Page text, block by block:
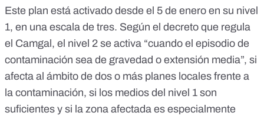
Este plan está activado desde el 5 de enero en su nivel
1, en una escala de tres. Según el decreto que regula
el Camgal, el nivel 2 se activa “cuando el episodio de
contaminación sea de gravedad o extensión media”, si
afecta al ámbito de dos o más planes locales frente a
la contaminación, si los medios del nivel 1 son
suficientes y si la zona afectada es especialmente